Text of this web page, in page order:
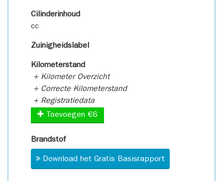
Cilinderinhoud
cc
Zuinigheidslabel
Kilometerstand
+ Kilometer Overzicht
+ Correcte Kilometerstand
+ Registratiedata
Toevoegen €6
Brandstof
Download het Gratis Basisrapport